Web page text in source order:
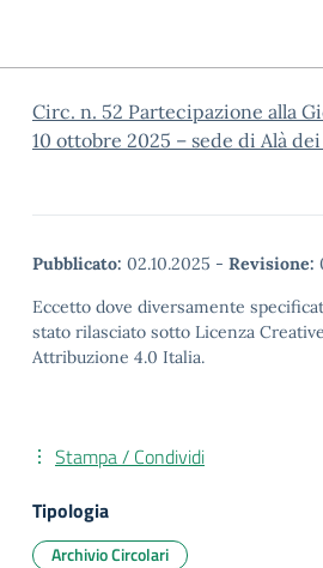
Circ. n. 52 Partecipazione alla
10 ottobre 2025 – sede di Alà
Pubblicato: 02.10.2025 - Revisione:
Eccetto dove diversamente
stato rilasciato sotto Licenza
Attribuzione 4.0 Italia.
Stampa / Condividi
Tipologia
Archivio Circolari